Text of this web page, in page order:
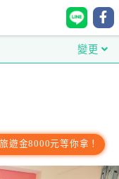
變更
遊金8000元等你拿！